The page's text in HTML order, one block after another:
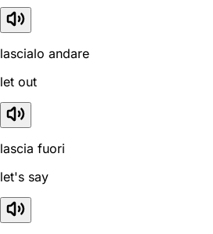
lascialo andare
let out
lascia fuori
let's say